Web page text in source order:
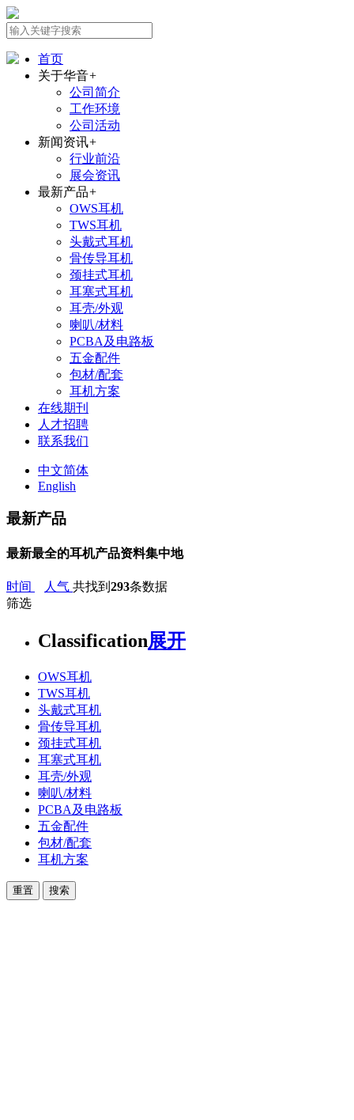
首页
关于华音+
公司简介
工作环境
公司活动
新闻资讯+
行业前沿
展会资讯
最新产品+
OWS耳机
TWS耳机
头戴式耳机
骨传导耳机
颈挂式耳机
耳塞式耳机
耳壳/外观
喇叭/材料
PCBA及电路板
五金配件
包材/配套
耳机方案
在线期刊
人才招聘
联系我们
中文简体
English
最新产品
最新最全的耳机产品资料集中地
时间 人气 共找到 293条数据
筛选
Classification展开
OWS耳机
TWS耳机
头戴式耳机
骨传导耳机
颈挂式耳机
耳塞式耳机
耳壳/外观
喇叭/材料
PCBA及电路板
五金配件
包材/配套
耳机方案